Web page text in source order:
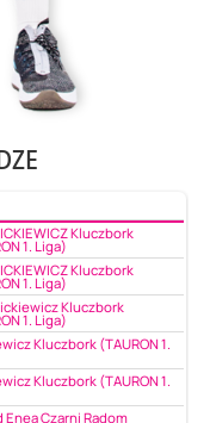
Kluczbork
1. Liga)
Kluczbork
1. Liga)
Kluczbork
1. Liga)
Kluczbork (TAURON 1.
Kluczbork (TAURON 1.
Enea Czarni Radom